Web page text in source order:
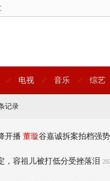
电视 音乐 综艺
记录
开播 董璇谷嘉诚拆案拍档强
，容祖儿被打低分受挫落泪